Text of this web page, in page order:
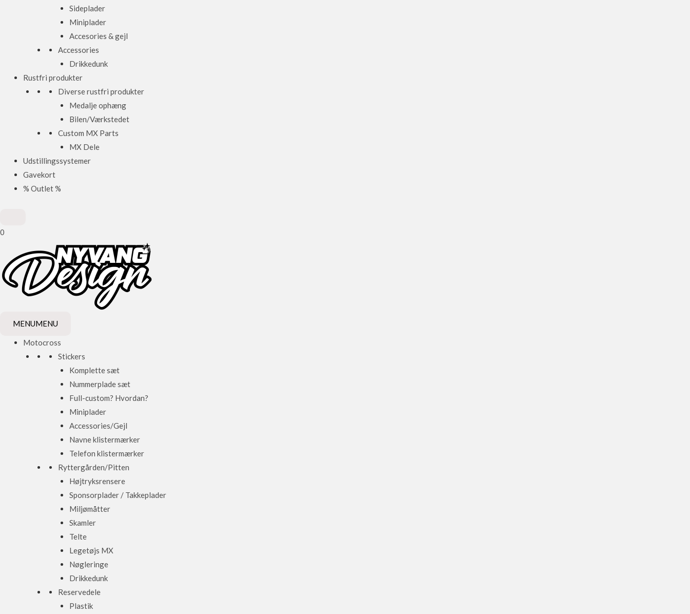
Sideplader
Miniplader
Accesories & gejl
Accessories
Drikkedunk
Rustfri produkter
Diverse rustfri produkter
Medalje ophæng
Bilen/Værkstedet
Custom MX Parts
MX Dele
Udstillingssystemer
Gavekort
% Outlet %
0
MENUMENU
Motocross
Stickers
Komplette sæt
Nummerplade sæt
Full-custom? Hvordan?
Miniplader
Accessories/Gejl
Navne klistermærker
Telefon klistermærker
Ryttergården/Pitten
Højtryksrensere
Sponsorplader / Takkeplader
Miljømåtter
Skamler
Telte
Legetøjs MX
Nøgleringe
Drikkedunk
Reservedele
Plastik